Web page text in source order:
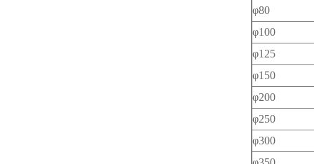
φ80
φ100
φ125
φ150
φ200
φ250
φ300